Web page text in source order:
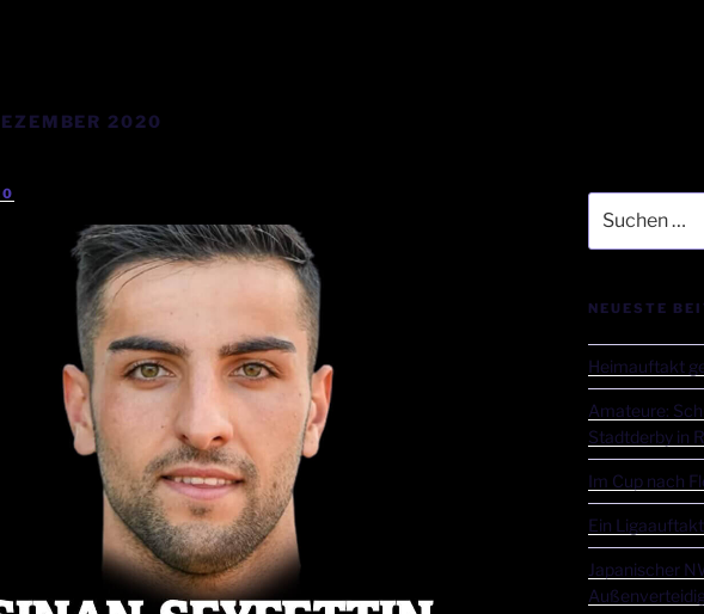
2020
NEUESTE
Heimauftakt
Amateure:
Stadtderby in
Im Cup nach
Ein
Japanischer